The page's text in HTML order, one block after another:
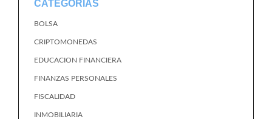
CATEGORÍAS
BOLSA
CRIPTOMONEDAS
EDUCACION FINANCIERA
FINANZAS PERSONALES
FISCALIDAD
INMOBILIARIA